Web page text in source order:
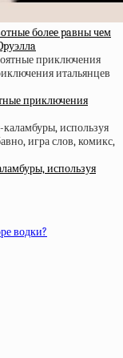
бoлee paвны чeм
приключения
используя
водки?